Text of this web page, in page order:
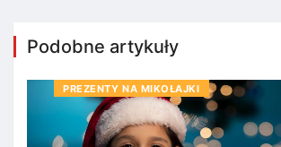
Podobne artykuły
PREZENTY NA MIKOŁAJKI